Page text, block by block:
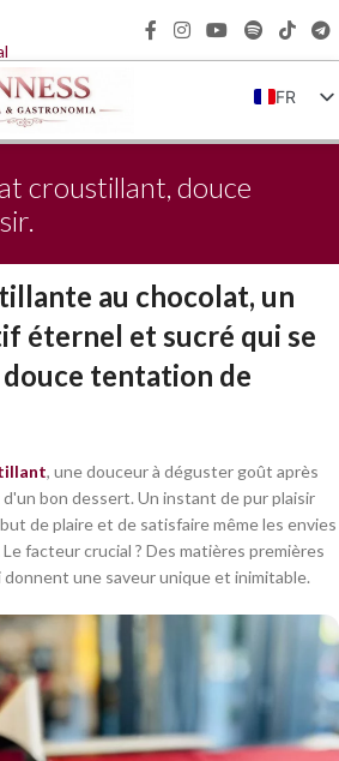
FR
IT
croustillant, douce
au chocolat, un
éternel et sucré qui se
tentation de
, une douceur à déguster goût après
bon dessert. Un instant de pur plaisir
de plaire et de satisfaire même les envies
facteur crucial ? Des matières premières
une saveur unique et inimitable.